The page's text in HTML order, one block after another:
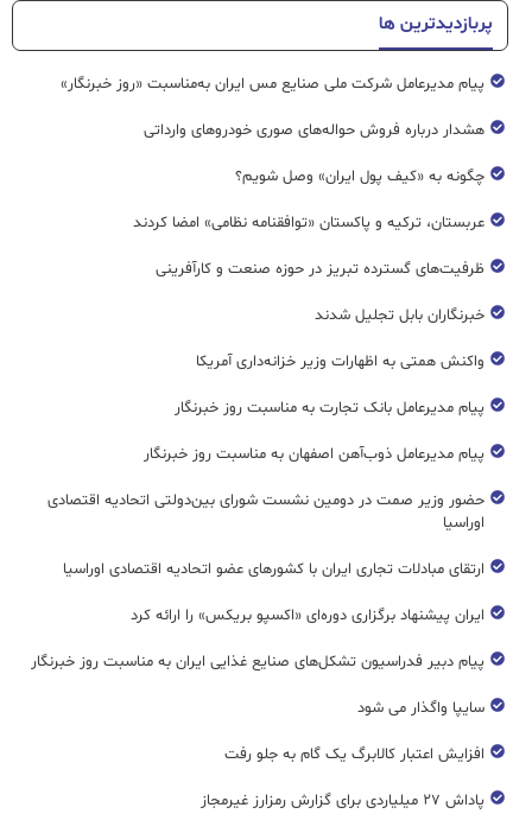
پربازدیدترین ها
پیام مدیرعامل شرکت ملی صنایع مس ایران به‌مناسبت «روز خبرنگار»
هشدار درباره فروش حواله‌های صوری خودروهای وارداتی
چگونه به «کیف پول ایران» وصل شویم؟
عربستان، ترکیه و پاکستان «توافقنامه نظامی» امضا کردند
ظرفیت‌های گسترده‌ تبریز در حوزه صنعت و کارآفرینی
خبرنگاران بابل تجلیل شدند
واکنش همتی به اظهارات وزیر خزانه‌داری آمریکا
پیام مدیرعامل بانک تجارت به مناسبت روز خبرنگار
پیام مدیرعامل ذوب‌آهن اصفهان به مناسبت روز خبرنگار
حضور وزیر صمت در دومین نشست شورای بین‌دولتی اتحادیه اقتصادی
اوراسیا
ارتقای مبادلات تجاری ایران با کشورهای عضو اتحادیه اقتصادی اوراسیا
ایران پیشنهاد برگزاری دوره‌ای «اکسپو بریکس» را ارائه کرد
پیام دبیر فدراسیون تشکل‌های صنایع غذایی ایران به مناسبت روز خبرنگار
سایپا واگذار می شود
افزایش اعتبار کالابرگ یک گام به جلو رفت
پاداش ۲۷ میلیاردی برای گزارش رمزارز غیرمجاز